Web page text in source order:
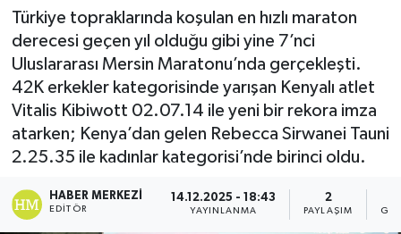
Türkiye topraklarında koşulan en hızlı maraton
derecesi geçen yıl olduğu gibi yine 7’nci
Uluslararası Mersin Maratonu’nda gerçekleşti.
42K erkekler kategorisinde yarışan Kenyalı atlet
Vitalis Kibiwott 02.07.14 ile yeni bir rekora imza
atarken; Kenya’dan gelen Rebecca Sirwanei Tauni
2.25.35 ile kadınlar kategorisi’nde birinci oldu.
HABER MERKEZI
EDITÖR
14.12.2025 - 18:43
YAYINLANMA
2
PAYLAŞIM